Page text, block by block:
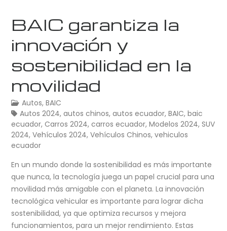
BAIC garantiza la
innovación y
sostenibilidad en la
movilidad
Autos,BAIC
Autos 2024,autos chinos,autos ecuador,BAIC,baic
ecuador,Carros 2024,carros ecuador,Modelos 2024,SUV
2024,Vehículos 2024,Vehículos Chinos,vehiculos
ecuador
En un mundo donde la sostenibilidad es más importante
que nunca, la tecnología juega un papel crucial para una
movilidad más amigable con el planeta. La innovación
tecnológica vehicular es importante para lograr dicha
sostenibilidad, ya que optimiza recursos y mejora
funcionamientos, para un mejor rendimiento. Estas